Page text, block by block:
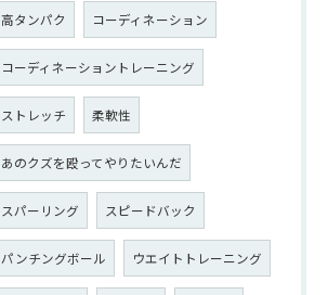
高タンパク コーディネーション
コーディネーショントレーニング
ストレッチ 柔軟性
あのクズを殴ってやりたいんだ
スパーリング スピードバック
パンチングボール ウエイトトレーニング